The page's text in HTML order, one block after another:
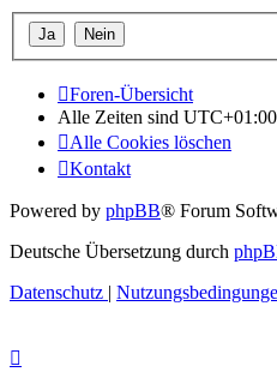
Foren-Übersicht
Alle Zeiten sind UTC+01:00
Alle Cookies löschen
Kontakt
Powered by phpBB® Forum
Deutsche Übersetzung durch
Datenschutz |